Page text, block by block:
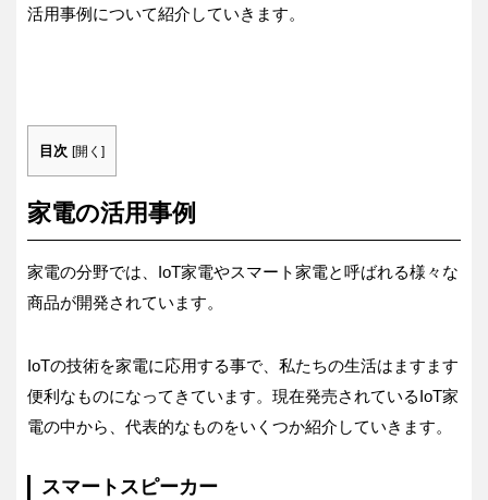
活用事例について紹介していきます。
目次 [開く ]
家電の活用事例
家電の分野では、IoT家電やスマート家電と呼ばれる様々な
商品が開発されています。
IoTの技術を家電に応用する事で、私たちの生活はますます
便利なものになってきています。現在発売されているIoT家
電の中から、代表的なものをいくつか紹介していきます。
スマートスピーカー